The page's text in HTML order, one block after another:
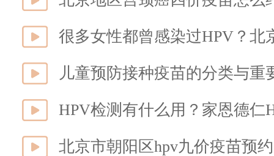
很多女性都曾感染过HPV？北
儿童预防接种疫苗的分类与重
HPV检测有什么用？家恩德仁
北京市朝阳区hpv九价疫苗预